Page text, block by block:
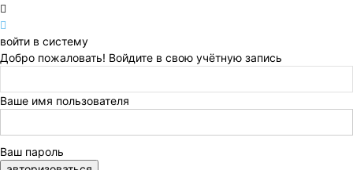
войти в систему
Добро пожаловать! Войдите в свою учётную запись
Ваше имя пользователя
Ваш пароль